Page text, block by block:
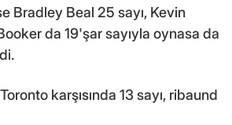
Bradley Beal 25 sayı, Kevin
da 19'şar sayıyla oynasa da
karşısında 13 sayı, ribaund